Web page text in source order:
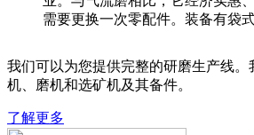
需要更换一次零配件。装备有袋
我们可以为您提供完整的研磨生产线
机、磨机和选矿机及其备件。
了解更多